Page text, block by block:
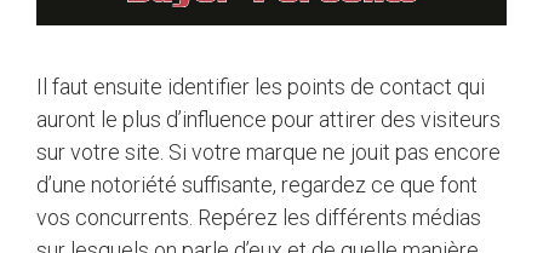
Il faut ensuite identifier les points de contact qui
auront le plus d’influence pour attirer des visiteurs
sur votre site. Si votre marque ne jouit pas encore
d’une notoriété suffisante, regardez ce que font
vos concurrents. Repérez les différents médias